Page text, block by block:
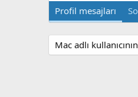
Profil mesajları
Mac adlı